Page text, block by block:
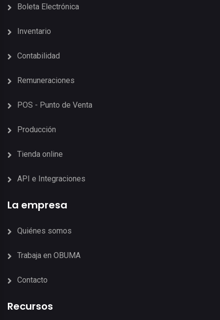
Boleta Electrónica
Inventario
Contabilidad
Remuneraciones
POS - Punto de Venta
Producción
Tienda online
API e Integraciones
La empresa
Quiénes somos
Trabaja en OBUMA
Contacto
Recursos